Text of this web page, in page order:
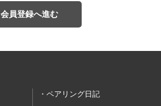
会員登録へ進む
ペアリング日記